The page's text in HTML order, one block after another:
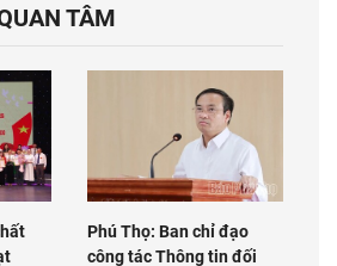
TÂM
Phú Thọ: Ban chỉ đạo
công tác Thông tin đối